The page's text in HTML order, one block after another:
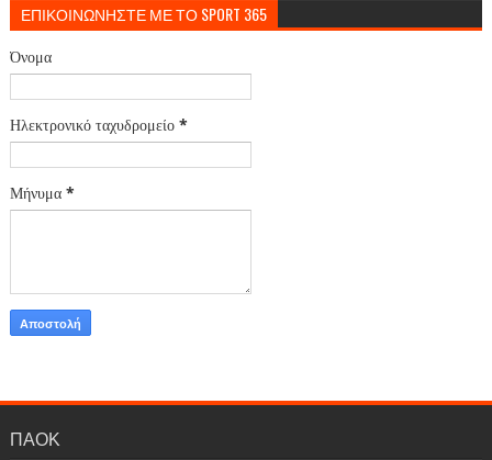
ΕΠΙΚΟΙΝΩΝΗΣΤΕ ΜΕ ΤΟ SPORT 365
Όνομα
Ηλεκτρονικό ταχυδρομείο *
Μήνυμα *
ΠΑΟΚ